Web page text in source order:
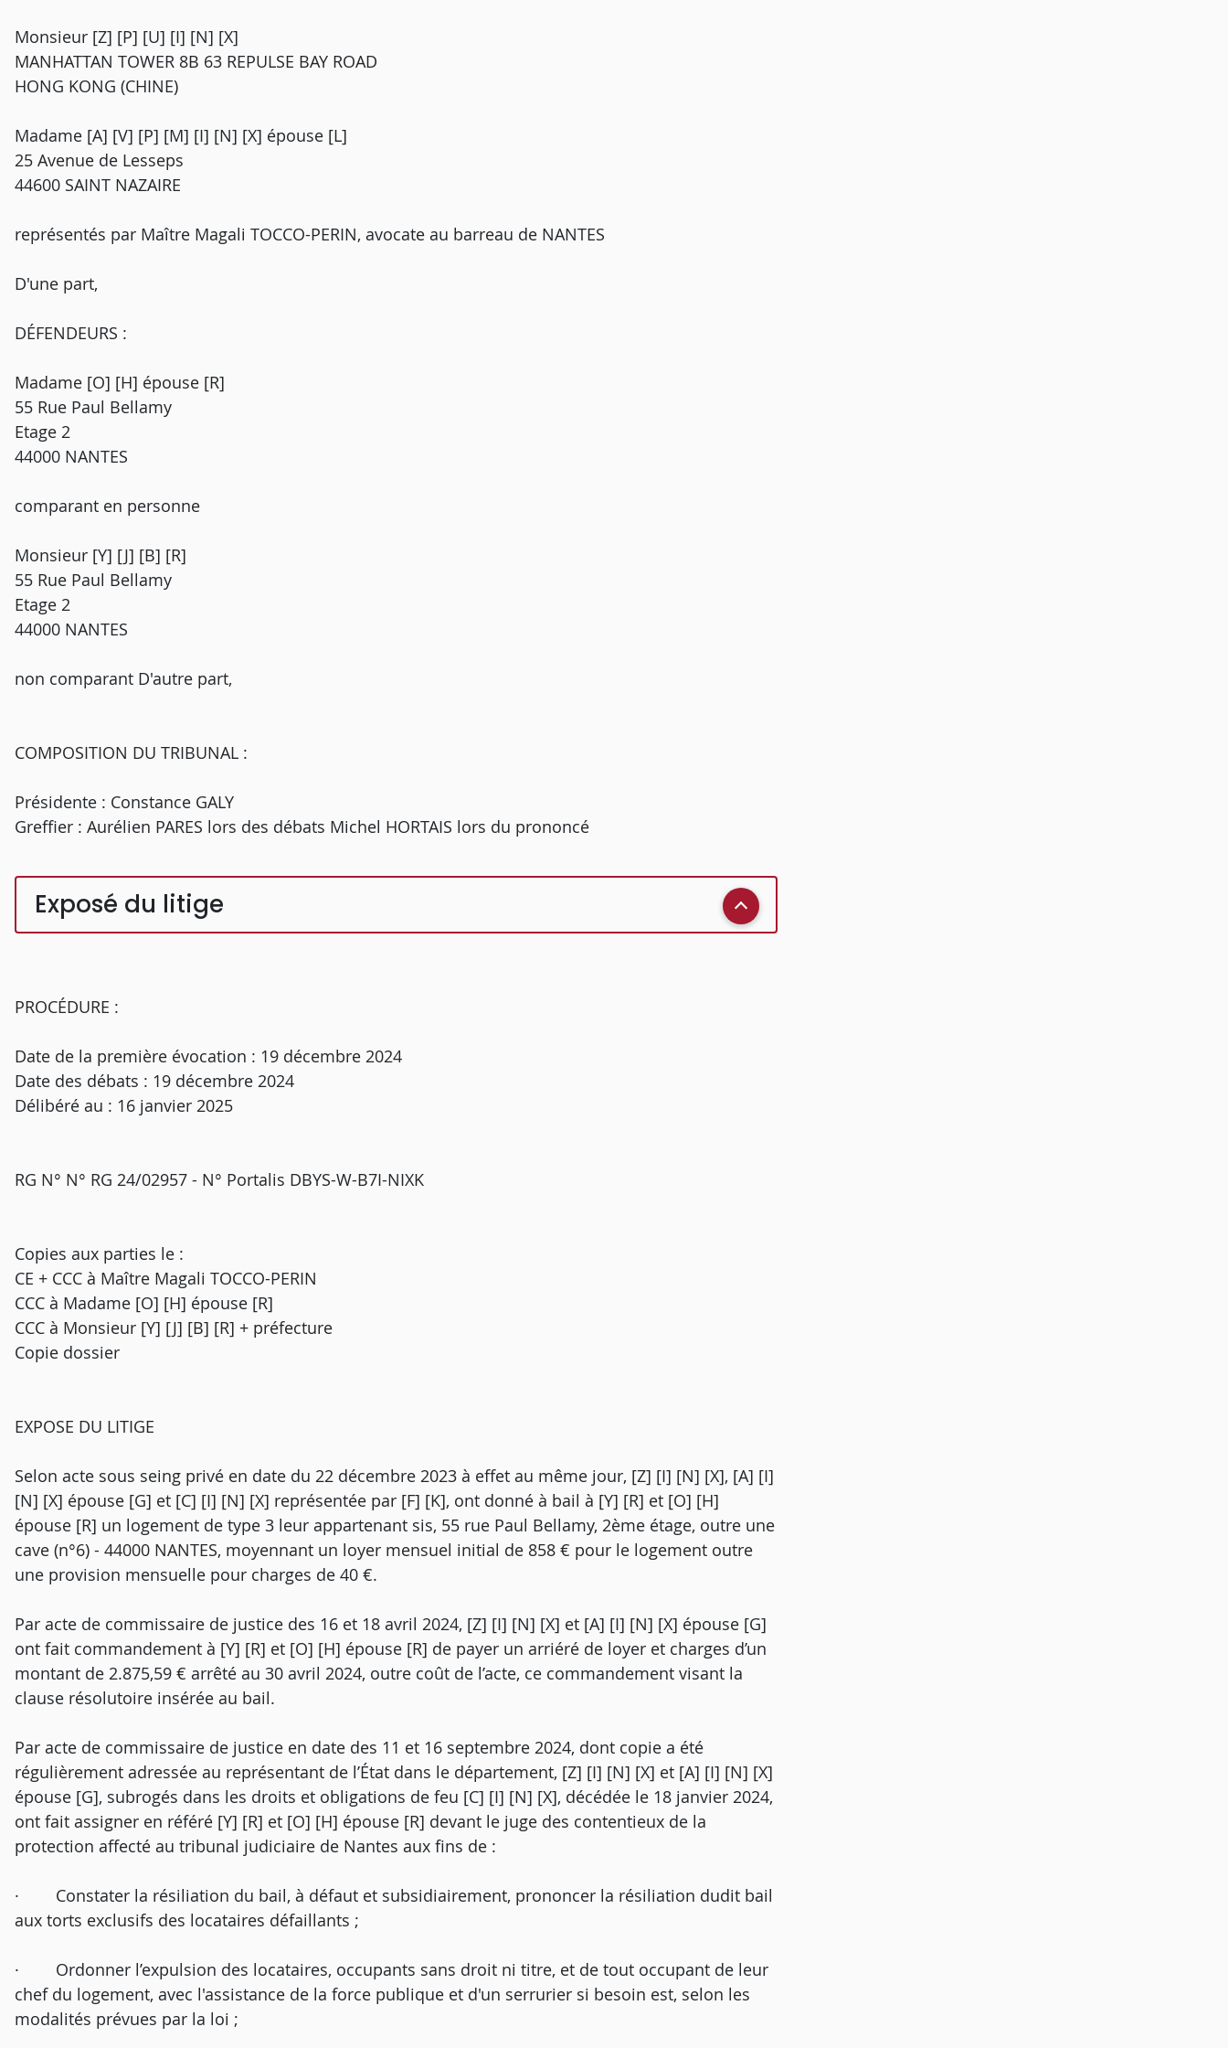
Monsieur [Z] [P] [U] [I] [N] [X]
MANHATTAN TOWER 8B 63 REPULSE BAY ROAD
HONG KONG (CHINE)
Madame [A] [V] [P] [M] [I] [N] [X] épouse [L]
25 Avenue de Lesseps
44600 SAINT NAZAIRE
représentés par Maître Magali TOCCO-PERIN, avocate au barreau de NANTES
D'une part,
DÉFENDEURS :
Madame [O] [H] épouse [R]
55 Rue Paul Bellamy
Etage 2
44000 NANTES
comparant en personne
Monsieur [Y] [J] [B] [R]
55 Rue Paul Bellamy
Etage 2
44000 NANTES
non comparant D'autre part,
COMPOSITION DU TRIBUNAL :
Présidente : Constance GALY
Greffier : Aurélien PARES lors des débats Michel HORTAIS lors du prononcé
Exposé du litige
PROCÉDURE :
Date de la première évocation : 19 décembre 2024
Date des débats : 19 décembre 2024
Délibéré au : 16 janvier 2025
RG N° N° RG 24/02957 - N° Portalis DBYS-W-B7I-NIXK
Copies aux parties le :
CE + CCC à Maître Magali TOCCO-PERIN
CCC à Madame [O] [H] épouse [R]
CCC à Monsieur [Y] [J] [B] [R] + préfecture
Copie dossier
EXPOSE DU LITIGE
Selon acte sous seing privé en date du 22 décembre 2023 à effet au même jour, [Z] [I] [N] [X], [A] [I]
[N] [X] épouse [G] et [C] [I] [N] [X] représentée par [F] [K], ont donné à bail à [Y] [R] et [O] [H]
épouse [R] un logement de type 3 leur appartenant sis, 55 rue Paul Bellamy, 2ème étage, outre une
cave (n°6) - 44000 NANTES, moyennant un loyer mensuel initial de 858 € pour le logement outre
une provision mensuelle pour charges de 40 €.
Par acte de commissaire de justice des 16 et 18 avril 2024, [Z] [I] [N] [X] et [A] [I] [N] [X] épouse [G]
ont fait commandement à [Y] [R] et [O] [H] épouse [R] de payer un arriéré de loyer et charges d’un
montant de 2.875,59 € arrêté au 30 avril 2024, outre coût de l’acte, ce commandement visant la
clause résolutoire insérée au bail.
Par acte de commissaire de justice en date des 11 et 16 septembre 2024, dont copie a été
régulièrement adressée au représentant de l’État dans le département, [Z] [I] [N] [X] et [A] [I] [N] [X]
épouse [G], subrogés dans les droits et obligations de feu [C] [I] [N] [X], décédée le 18 janvier 2024,
ont fait assigner en référé [Y] [R] et [O] [H] épouse [R] devant le juge des contentieux de la
protection affecté au tribunal judiciaire de Nantes aux fins de :
· Constater la résiliation du bail, à défaut et subsidiairement, prononcer la résiliation dudit bail
aux torts exclusifs des locataires défaillants ;
· Ordonner l’expulsion des locataires, occupants sans droit ni titre, et de tout occupant de leur
chef du logement, avec l'assistance de la force publique et d'un serrurier si besoin est, selon les
modalités prévues par la loi ;